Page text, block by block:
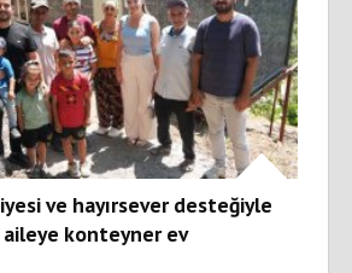
ve hayırsever desteğiyle
konteyner ev